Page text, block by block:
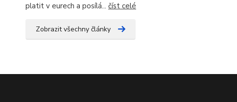
platit v eurech a posílá... číst celé
Zobrazit všechny články